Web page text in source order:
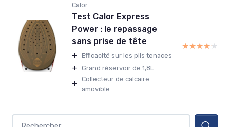
Calor
Test Calor Express
Power : le repassage
sans prise de tête
+ Efficacité sur les plis tenaces
+ Grand réservoir de 1,8L
+ Collecteur de calcaire
amovible
★★★★★
★★★★★